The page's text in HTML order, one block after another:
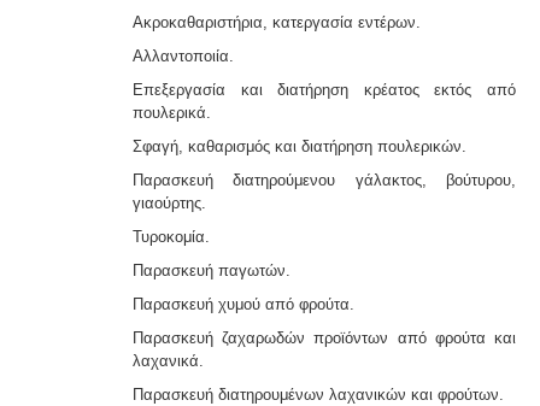
Ακροκαθαριστήρια, κατεργασία εντέρων.
Αλλαντοποιία.
Επεξεργασία και διατήρηση κρέατος εκτός από
πουλερικά.
Σφαγή, καθαρισμός και διατήρηση πουλερικών.
Παρασκευή διατηρούμενου γάλακτος, βούτυρου,
γιαούρτης.
Τυροκομία.
Παρασκευή παγωτών.
Παρασκευή χυμού από φρούτα.
Παρασκευή ζαχαρωδών προϊόντων από φρούτα και
λαχανικά.
Παρασκευή διατηρουμένων λαχανικών και φρούτων.